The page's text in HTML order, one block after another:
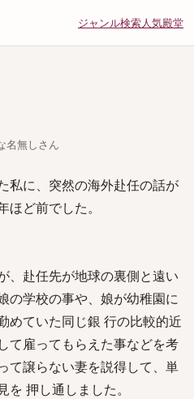
ジャンル検索人気殿堂
無しさん
私に、突然の海外赴任の話が
ど前でした。
、赴任先が地球の裏側と遠い
の学校の事や、娘が幼稚園に
めていた同じ銀 行の比較的近
て雇ってもらえた事などを考
て譲らない妻を説得して、単
押し通しました。